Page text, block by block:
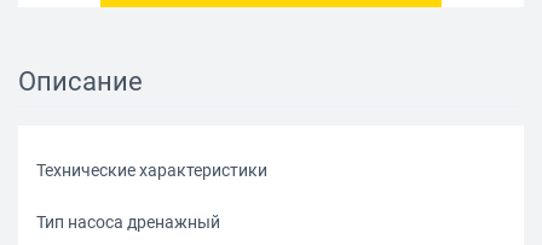
Описание
Технические характеристики
Тип насоса дренажный